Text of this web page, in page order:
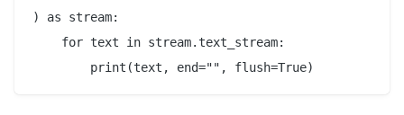
) as stream:
    for text in stream.text_stream: